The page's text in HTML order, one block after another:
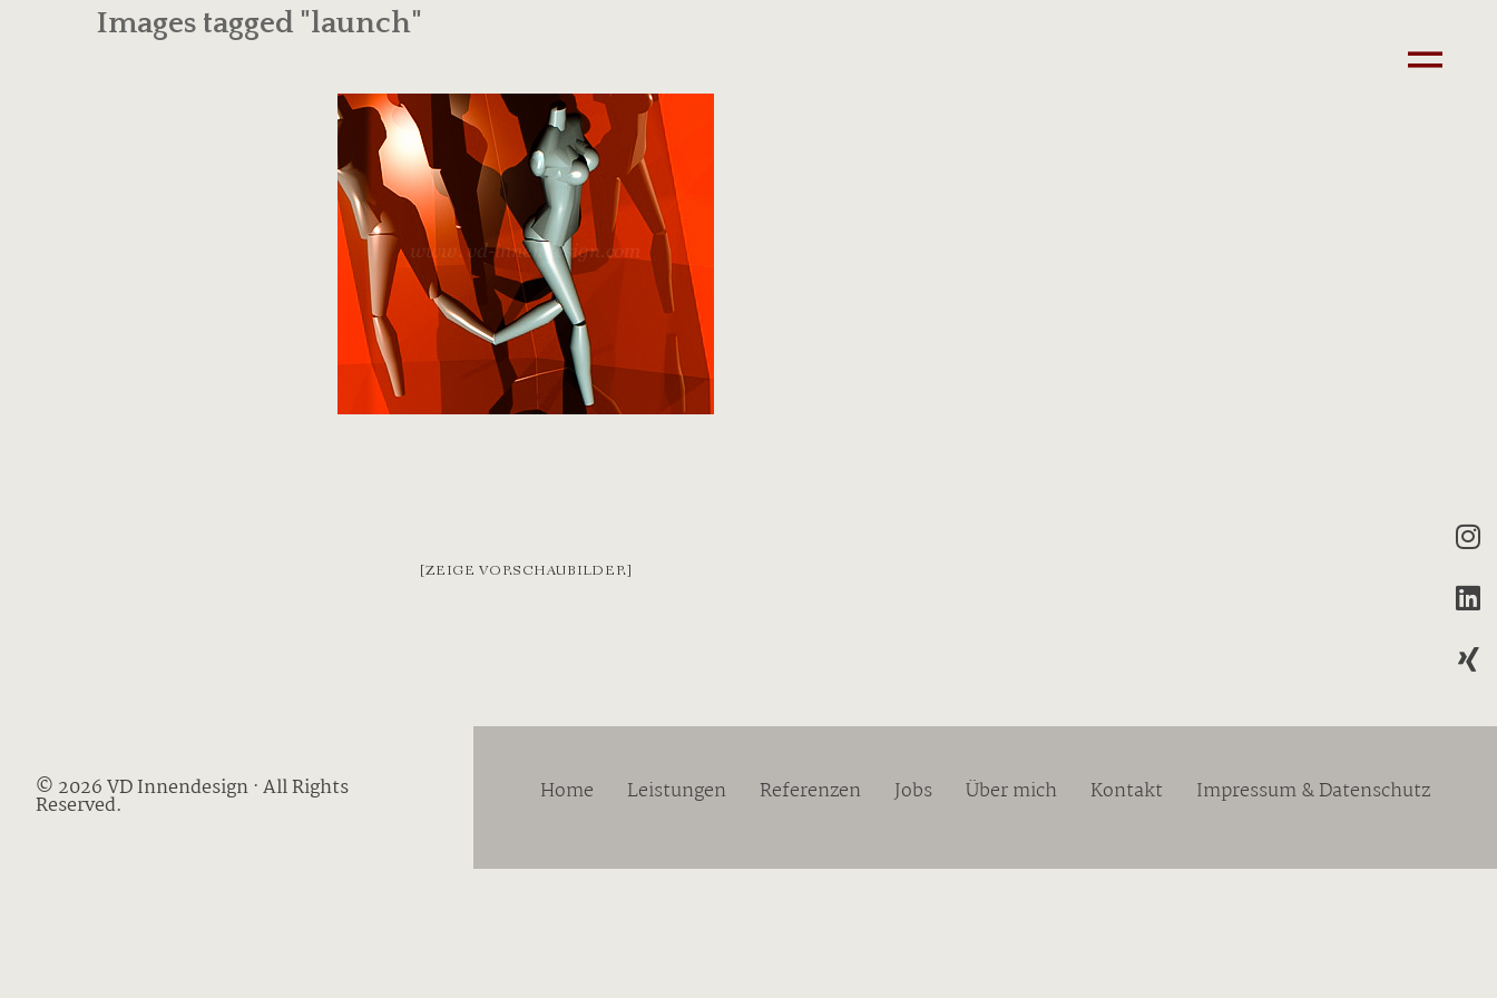
Images tagged "launch"
[ZEIGE VORSCHAUBILDER]
© 2026 VD Innendesign · All Rights
Reserved. Home Leistungen Referenzen Jobs Über mich Kontakt Impressum & Datenschutz